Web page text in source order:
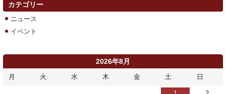
カテゴリー
ニュース
イベント
2026年8月
月 火 水 木 金 土 日